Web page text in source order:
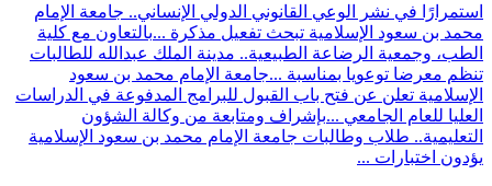
استمرارًا في نشر الوعي القانوني الدولي الإنساني.. جامعة الإمام
محمد بن سعود الإسلامية تبحث تفعيل مذكرة ...بالتعاون مع كلية
الطب، وجمعية الرضاعة الطبيعية.. مدينة الملك عبدالله للطالبات
تنظم معرضا توعويا بمناسبة ...جامعة الإمام محمد بن سعود
الإسلامية تعلن عن فتح باب القبول للبرامج المدفوعة في الدراسات
العليا للعام الجامعي ...بإشراف ومتابعة من وكالة الشؤون
التعليمية.. طلاب وطالبات جامعة الإمام محمد بن سعود الإسلامية
يؤدون اختبارات ...